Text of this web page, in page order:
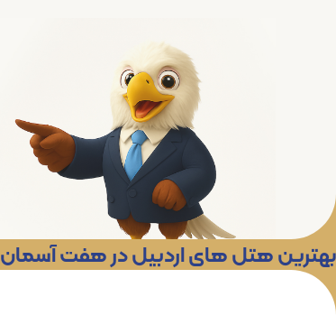
بهترین هتل های اردبیل در هفت آسمان